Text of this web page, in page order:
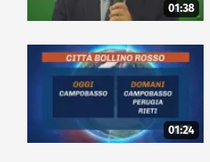
01:38
01:24